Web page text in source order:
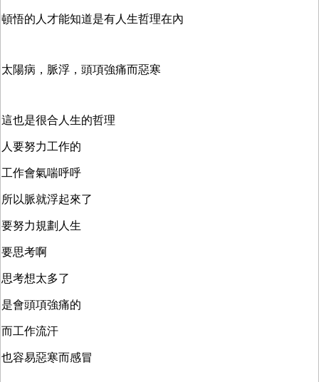
頓悟的人才能知道是有人生哲理在內
太陽病，脈浮，頭項強痛而惡寒
這也是很合人生的哲理
人要努力工作的
工作會氣喘呼呼
所以脈就浮起來了
要努力規劃人生
要思考啊
思考想太多了
是會頭項強痛的
而工作流汗
也容易惡寒而感冒